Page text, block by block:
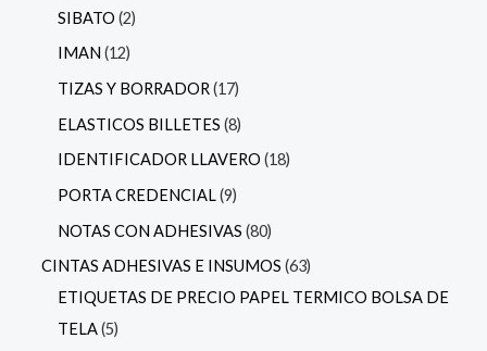
SIBATO 2
IMAN 12
TIZAS Y BORRADOR 17
ELASTICOS BILLETES 8
IDENTIFICADOR LLAVERO 18
PORTA CREDENCIAL 9
NOTAS CON ADHESIVAS 80
CINTAS ADHESIVAS E INSUMOS 63
ETIQUETAS DE PRECIO PAPEL TERMICO BOLSA DE
TELA 5